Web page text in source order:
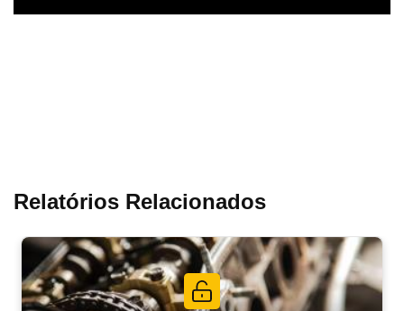
Relatórios Relacionados